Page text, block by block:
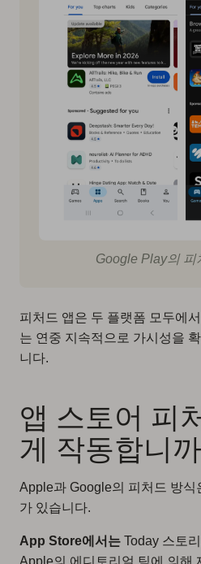
Google Play의 피
피처드 앱은 두 플랫폼 모두에
는 연중 지속적으로 가시성을
니다.
앱 스토어 피
게 작동합니
Apple과 Google의 피처드 방식
가 있습니다.
App Store에서는 Today 스토